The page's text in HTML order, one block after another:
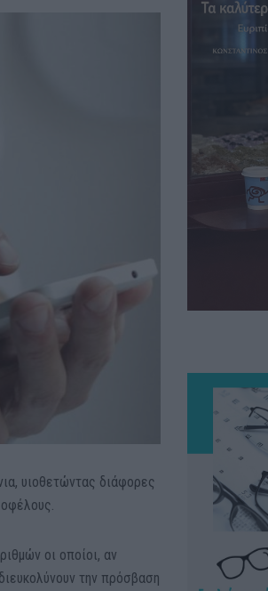
υιοθετώντας διάφορες
οι οποίοι, αν
την πρόσβαση